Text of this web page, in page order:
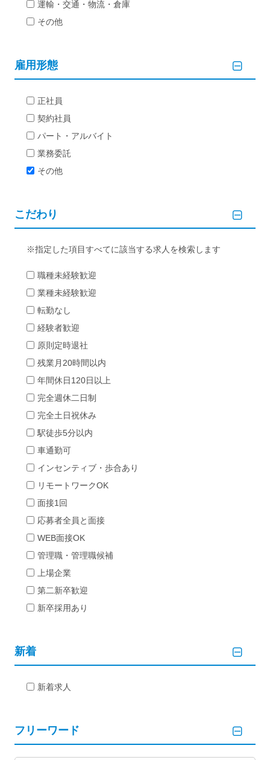
運輸・交通・物流・倉庫
その他
雇用形態
正社員
契約社員
パート・アルバイト
業務委託
その他
こだわり
指定した項目すべてに該当する求人を検索します
職種未経験歓迎
業種未経験歓迎
転勤なし
経験者歓迎
原則定時退社
残業月20時間以内
年間休日120日以上
完全週休二日制
完全土日祝休み
駅徒歩5分以内
車通勤可
インセンティブ・歩合あり
リモートワークOK
面接1回
応募者全員と面接
WEB面接OK
管理職・管理職候補
上場企業
第二新卒歓迎
新卒採用あり
新着
新着求人
フリーワード